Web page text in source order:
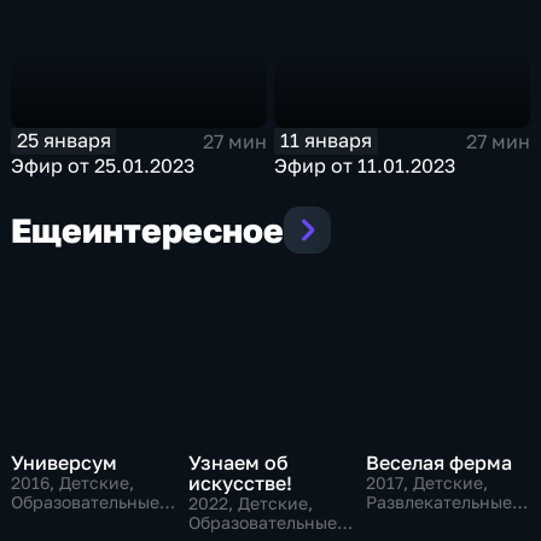
25 января
27 мин
Эфир от 25.01.2023
11 января
27 мин
Эфир от 11.01.2023
Ещеинтересное
Универсум
2016, Детские,
Образовательные,
Узнаем об
искусстве!
2022, Детские,
Образовательные,
Веселая ферма
2017, Детские,
Развлекательные,